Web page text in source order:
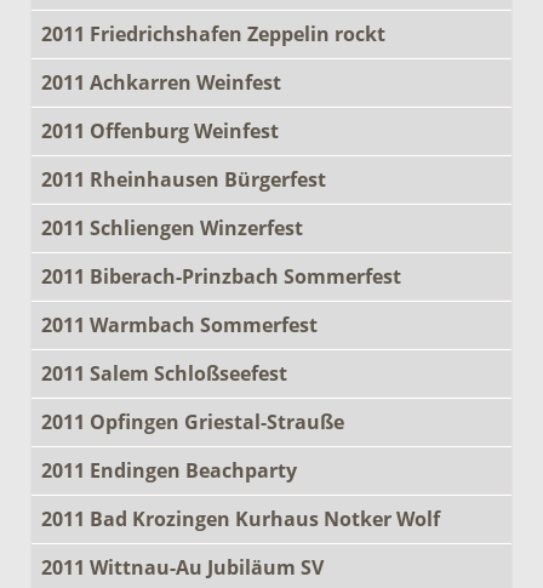
2011 Friedrichshafen Zeppelin rockt
2011 Achkarren Weinfest
2011 Offenburg Weinfest
2011 Rheinhausen Bürgerfest
2011 Schliengen Winzerfest
2011 Biberach-Prinzbach Sommerfest
2011 Warmbach Sommerfest
2011 Salem Schloßseefest
2011 Opfingen Griestal-Strauße
2011 Endingen Beachparty
2011 Bad Krozingen Kurhaus Notker Wolf
2011 Wittnau-Au Jubiläum SV